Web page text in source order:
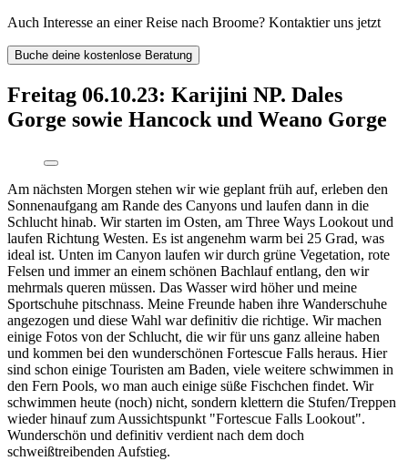
Auch Interesse an einer Reise nach Broome? Kontaktier uns jetzt
Buche deine kostenlose Beratung
Freitag 06.10.23: Karijini NP. Dales
Gorge sowie Hancock und Weano Gorge
Am nächsten Morgen stehen wir wie geplant früh auf, erleben den
Sonnenaufgang am Rande des Canyons und laufen dann in die
Schlucht hinab. Wir starten im Osten, am Three Ways Lookout und
laufen Richtung Westen. Es ist angenehm warm bei 25 Grad, was
ideal ist. Unten im Canyon laufen wir durch grüne Vegetation, rote
Felsen und immer an einem schönen Bachlauf entlang, den wir
mehrmals queren müssen. Das Wasser wird höher und meine
Sportschuhe pitschnass. Meine Freunde haben ihre Wanderschuhe
angezogen und diese Wahl war definitiv die richtige. Wir machen
einige Fotos von der Schlucht, die wir für uns ganz alleine haben
und kommen bei den wunderschönen Fortescue Falls heraus. Hier
sind schon einige Touristen am Baden, viele weitere schwimmen in
den Fern Pools, wo man auch einige süße Fischchen findet. Wir
schwimmen heute (noch) nicht, sondern klettern die Stufen/Treppen
wieder hinauf zum Aussichtspunkt "Fortescue Falls Lookout".
Wunderschön und definitiv verdient nach dem doch
schweißtreibenden Aufstieg.